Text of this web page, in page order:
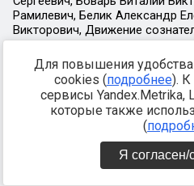
Для повышения
cookies (подробнее). К
сервисы Yandex.Metrika,
которые также
(
Я согласен/